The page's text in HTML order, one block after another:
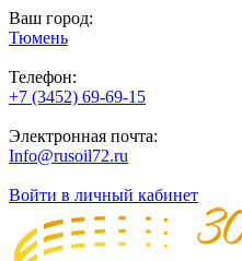
Ваш город:
Тюмень
Телефон:
+7 (3452) 69-69-15
Электронная почта:
Info@rusoil72.ru
Войти в личный кабинет